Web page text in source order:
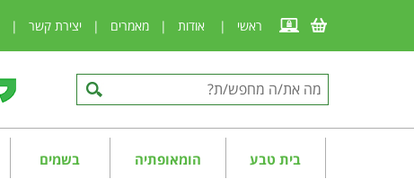
ראשי | אודות | מאמרים | יצירת קשר |
בית טבע הומאופתיה בשמים